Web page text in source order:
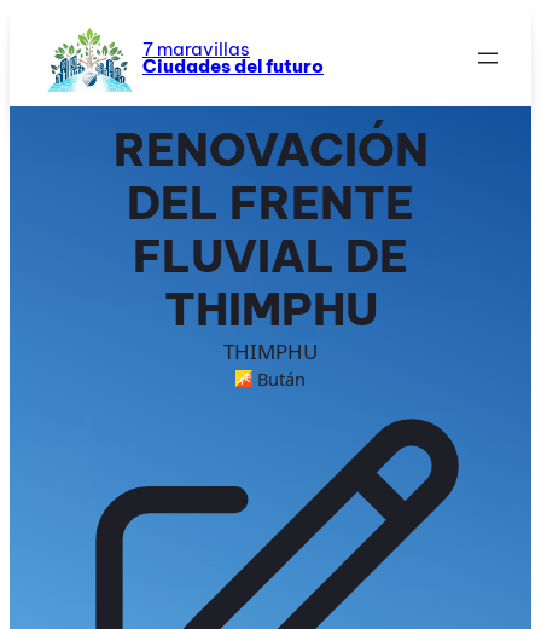
contenido
7 maravillas
Ciudades del futuro
RENOVACIÓN
DEL FRENTE
FLUVIAL DE
THIMPHU
THIMPHU
Bután